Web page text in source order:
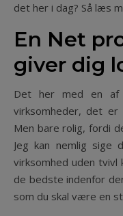
det her i dag? Så læs
En Net
giver dig
Det her med en af
virksomheder, det
Men bare rolig, fordi
Jeg kan nemlig
virksomhed uden
de bedste indenfor
som du skal være en